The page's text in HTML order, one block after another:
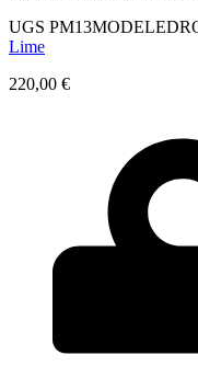
UGS
Lime
220,00 €